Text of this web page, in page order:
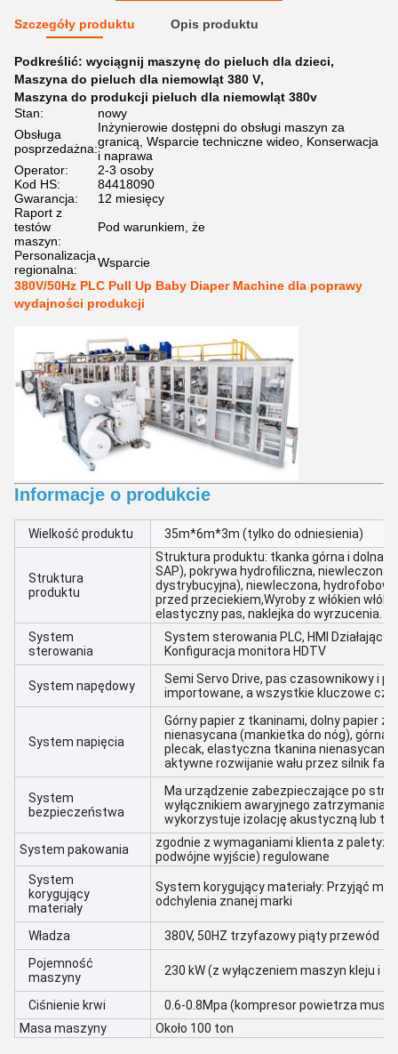
Szczegóły produktu Opis produktu
Podkreślić: wyciągnij maszynę do pieluch dla dzieci,
Maszyna do pieluch dla niemowląt 380 V,
Maszyna do produkcji pieluch dla niemowląt 380v
Stan:
nowy
Obsługa
posprzedażna:
Inżynierowie dostępni do obsługi maszyn za
granicą, Wsparcie techniczne wideo, Konserwacja
i naprawa
Operator:
2-3 osoby
Kod HS:
84418090
Gwarancja:
12 miesięcy
Raport z
testów
maszyn:
Pod warunkiem, że
Personalizacja
regionalna:
Wsparcie
380V/50Hz PLC Pull Up Baby Diaper Machine dla poprawy
wydajności produkcji
Informacje o produkcie
Wielkość produktu 35m*6m*3m (tylko do odniesienia)
Struktura
produktu
Struktura produktu: tkanka górna i dolna,
SAP), pokrywa hydrofiliczna,
dystrybucyjna), niewleczona,
przed przeciekiem,Wyroby z włókien
elastyczny pas, naklejka do wyrzucenia.
System
sterowania
System sterowania PLC, HMI Działający
Konfiguracja monitora HDTV
System napędowy
Semi Servo Drive, pas czasownikowy i
importowane, a wszystkie kluczowe
System napięcia
Górny papier z tkaninami, dolny papier
nienasycana (mankietka do nóg), górna
plecak, elastyczna tkanina nienasycana
aktywne rozwijanie wału przez silnik
System
bezpieczeństwa
Ma urządzenie zabezpieczające po
wyłącznikiem awaryjnego zatrzymania.
wykorzystuje izolację akustyczną lub
System pakowania
zgodnie z wymaganiami klienta z
podwójne wyjście) regulowane
System
korygujący
materiały
System korygujący materiały: Przyjąć
odchylenia znanej marki
Władza
380V, 50HZ trzyfazowy piąty przewód
Pojemność
maszyny
230 kW (z wyłączeniem maszyn kleju i
Ciśnienie krwi
0.6-0.8Mpa (kompresor powietrza musi
Masa maszyny
Około 100 ton